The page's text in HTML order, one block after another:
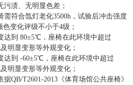
渍、无明显色差；
需符合氙灯老化3500h，试验后冲击强度
变化评级不小于4级；
达到 80±5℃，座椅在此环境中超过
明显变形等外观变化；
达到 -60±5℃，座椅在此环境中超过
明显变形等外观变化；
据QB/T2601-2013《体育场馆公共座椅》